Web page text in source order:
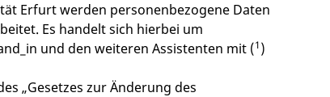
Erfurt werden personenbezogene Daten
Es handelt sich hierbei um
und den weiteren Assistenten mit (1)
„Gesetzes zur Änderung des